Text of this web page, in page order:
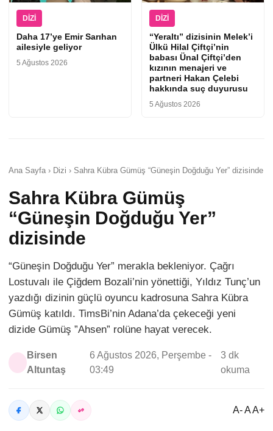
DIZI
Daha 17’ye Emir Sarıhan
ailesiyle geliyor
5 Ağustos 2026
DIZI
“Yeraltı” dizisinin Melek’i
Ülkü Hilal Çiftçi’nin
babası Ünal Çiftçi’den
kızının menajeri ve
partneri Hakan Çelebi
hakkında suç duyurusu
5 Ağustos 2026
Ana Sayfa › Dizi › Sahra Kübra Gümüş “Güneşin Doğduğu Yer” dizisinde
Sahra Kübra Gümüş
“Güneşin Doğduğu Yer”
dizisinde
“Güneşin Doğduğu Yer” merakla bekleniyor. Çağrı
Lostuvalı ile Çiğdem Bozali’nin yönettiği, Yıldız Tunç’un
yazdığı dizinin güçlü oyuncu kadrosuna Sahra Kübra
Gümüş katıldı. TimsBi’nin Adana’da çekeceği yeni
dizide Gümüş ”Ahsen” rolüne hayat verecek.
Birsen
Altuntaş
6 Ağustos 2026, Perşembe -
03:49
3 dk
okuma
A- A A+